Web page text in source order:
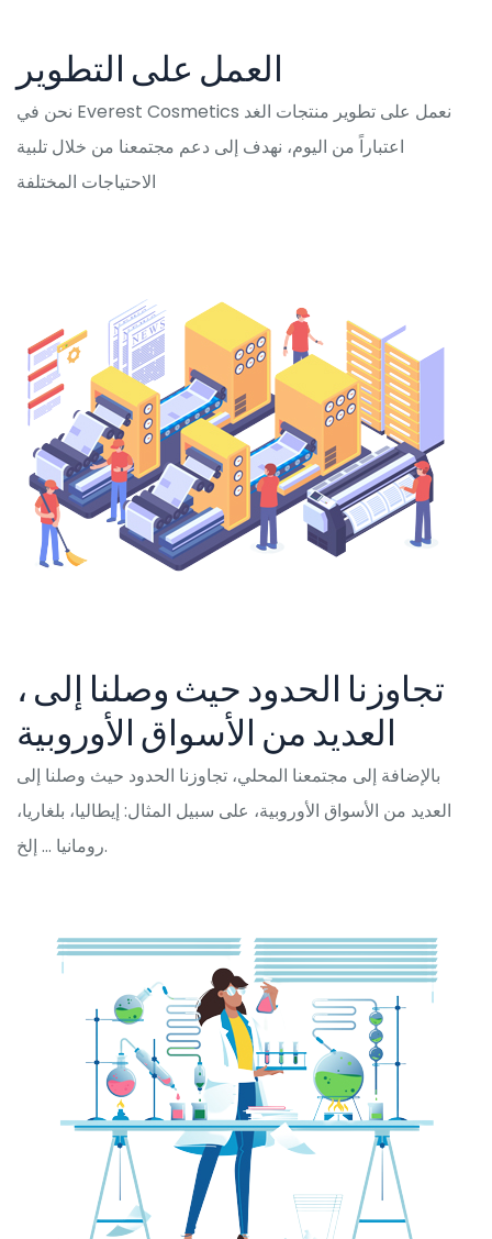
العمل على التطوير
نحن في Everest Cosmetics نعمل على تطوير منتجات الغد
اعتباراً من اليوم، نهدف إلى دعم مجتمعنا من خلال تلبية
الاحتياجات المختلفة
، تجاوزنا الحدود حيث وصلنا إلى
العديد من الأسواق الأوروبية
بالإضافة إلى مجتمعنا المحلي، تجاوزنا الحدود حيث وصلنا إلى
العديد من الأسواق الأوروبية، على سبيل المثال: إيطاليا، بلغاريا،
رومانيا … إلخ.